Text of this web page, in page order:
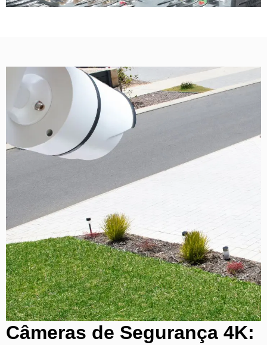
Câmeras de Segurança 4K: